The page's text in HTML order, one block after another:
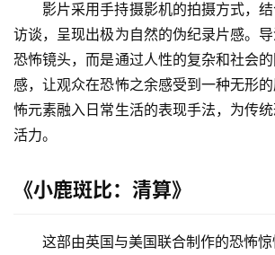
影片采用手持摄影机的拍摄方式，
访谈，呈现出极为自然的伪纪录片感。
恐怖镜头，而是通过人性的复杂和社会
感，让观众在恐怖之余感受到一种无形
怖元素融入日常生活的表现手法，为传
活力。
《小鹿斑比：清算》
这部由英国与美国联合制作的恐怖